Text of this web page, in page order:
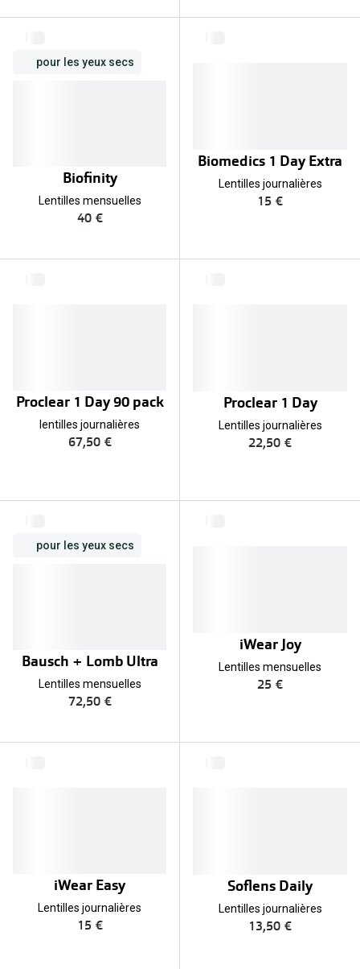
pour les yeux secs
Biofinity
Lentilles mensuelles
40 €
Biomedics 1 Day Extra
Lentilles journalières
15 €
Proclear 1 Day 90 pack
lentilles journalières
67,50 €
Proclear 1 Day
Lentilles journalières
22,50 €
pour les yeux secs
Bausch + Lomb Ultra
Lentilles mensuelles
72,50 €
iWear Joy
Lentilles mensuelles
25 €
iWear Easy
Lentilles journalières
15 €
Soflens Daily
Lentilles journalières
13,50 €